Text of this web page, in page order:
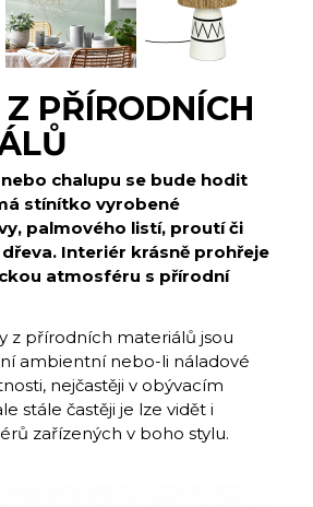
PŘÍRODNÍCH
chalupu se bude hodit
stínítko vyrobené
palmového listí, proutí či
Interiér krásně prohřeje
atmosféru s přírodní
z přírodních materiálů jsou
ambientní nebo-li náladové
nejčastěji v obývacím
stále častěji je lze vidět i
zařízených v boho stylu.